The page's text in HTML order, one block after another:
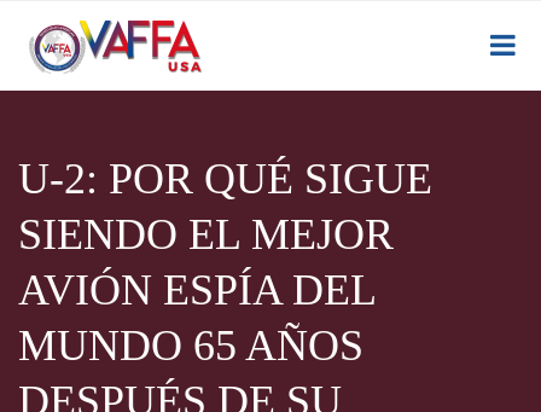
U-2: POR QUÉ SIGUE
SIENDO EL MEJOR
AVIÓN ESPÍA DEL
MUNDO 65 AÑOS
DESPUÉS DE SU